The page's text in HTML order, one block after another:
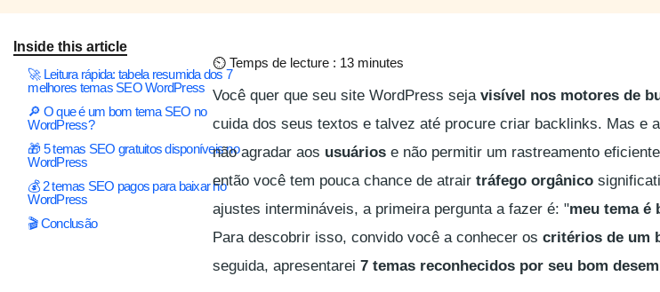
Inside this article
🚀 Leitura rápida: tabela resumida dos 7
melhores temas SEO WordPress
🔎 O que é um bom tema SEO no
WordPress?
🎁 5 temas SEO gratuitos disponíveis no
WordPress
💰 2 temas SEO pagos para baixar no
WordPress
🎬 Conclusão
⏲ Temps de lecture : 13 minutes
Você quer que seu site WordPress seja visível nos motores de
cuida dos seus textos e talvez até procure criar backlinks. Mas e a
não agradar aos usuários e não permitir um rastreamento
então você tem pouca chance de atrair tráfego orgânico
ajustes intermináveis, a primeira pergunta a fazer é: "meu tema é
Para descobrir isso, convido você a conhecer os critérios de um
seguida, apresentarei 7 temas reconhecidos por seu bom